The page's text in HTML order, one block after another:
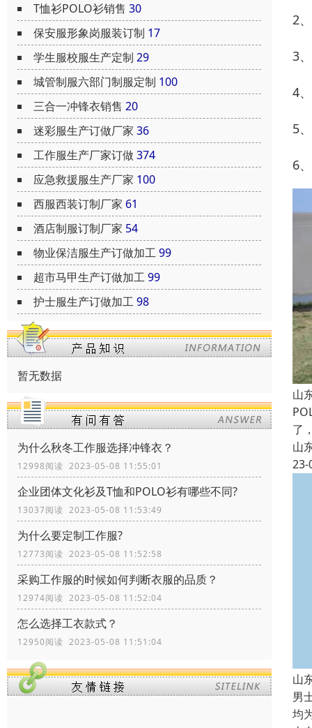
T恤衫POLO衫销售 30
保安服形象岗服装订制 17
学生服校服生产定制 29
城管制服六部门制服定制 100
三合一冲锋衣销售 20
迷彩服生产订做厂家 36
工作服生产厂家订做374
应急救援服生产厂家 100
西服西装订制厂家 61
酒店制服订制厂家 54
物业保洁服生产订做加工99
超市马甲生产订做加工99
护士服生产订做加工98
暂无数据
为什么秋冬工作服选择冲锋衣？
12998阅读 2023-05-08 11:55:01
企业团体文化衫及T恤和POLO衫有哪些不同?
13037阅读 2023-05-08 11:53:49
为什么要定制工作服?
12773阅读 2023-05-08 11:52:58
采购工作服的时候如何判断衣服的品质？
12974阅读 2023-05-08 11:52:04
怎么选择工衣款式？
12950阅读 2023-05-08 11:51:04
2
3
4
5
6
山
了
山
23-
山
男
均